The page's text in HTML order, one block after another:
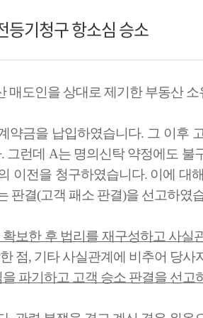
등기청구 항소심 승소
도인을 상대로 제기한 부동산
금을 납입하였습니다. 그 이후
런데 A는 명의신탁 약정에도
전을 청구하였습니다. 이에 대
판결(고객 패소 판결)을 선고하였
보한 후 법리를 재구성하고 사실
점, 기타 사실관계에 비추어 당
파기하고 고객 승소 판결을 선고